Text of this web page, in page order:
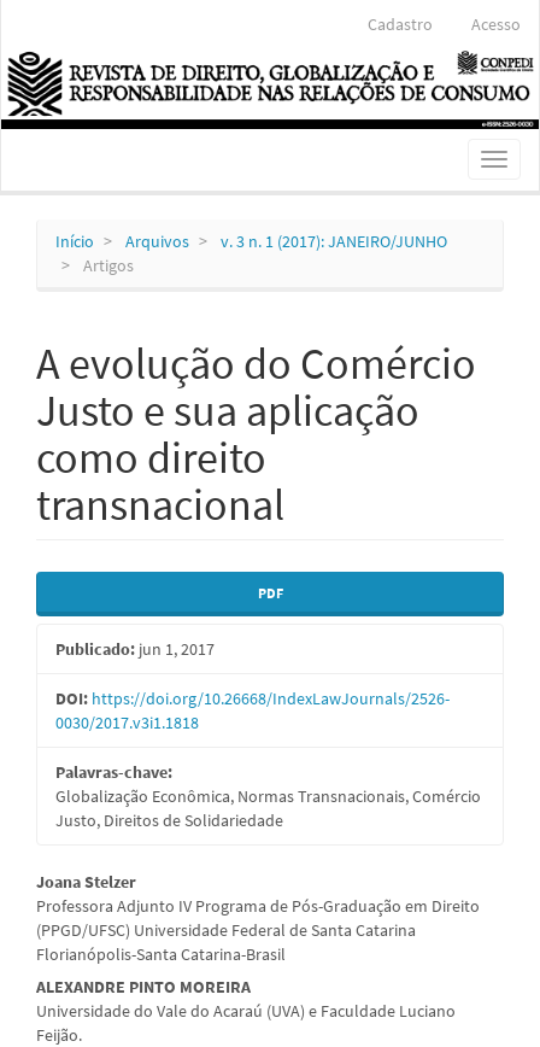
Conteúdo
principal
Barra
Lateral
Cadastro Acesso
Toggle
Início Arquivos
v. 3 n. 1 (2017): JANEIRO/JUNHO
Artigos
A evolução do Comércio
Justo e sua aplicação
como direito
transnacional
Barra
lateral
de
artigos
PDF
Publicado: jun 1, 2017
DOI: https://doi.org/10.26668/IndexLawJournals/2526-
0030/2017.v3i1.1818
Palavras-chave:
Globalização Econômica, Normas Transnacionais, Comércio
Justo, Direitos de Solidariedade
Conteúdo
do
artigo
principal
Joana Stelzer
Professora Adjunto IV Programa de Pós-Graduação em Direito
(PPGD/UFSC) Universidade Federal de Santa Catarina
Florianópolis-Santa Catarina-Brasil
ALEXANDRE PINTO MOREIRA
Universidade do Vale do Acaraú (UVA) e Faculdade Luciano
Feijão.